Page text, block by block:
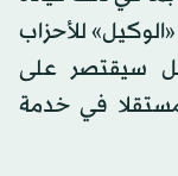
للأحزاب
سيقتصر على
في خدمة